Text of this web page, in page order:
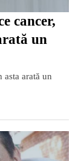
cancer,
un
arată un